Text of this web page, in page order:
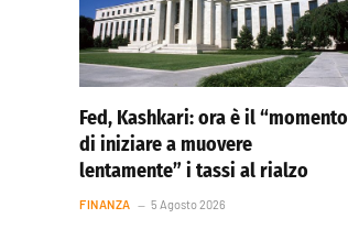
Fed, Kashkari: ora è il “momento
di iniziare a muovere
lentamente” i tassi al rialzo
FINANZA 5 Agosto 2026